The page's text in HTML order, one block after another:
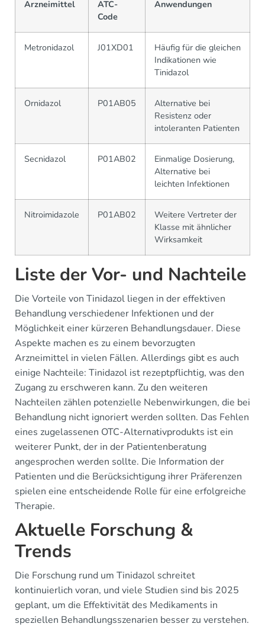
Arzneimittel
ATC-
Code
Anwendungen
Metronidazol J01XD01
Häufig für die gleichen
Indikationen wie
Tinidazol
Ornidazol P01AB05
Alternative bei
Resistenz oder
intoleranten Patienten
Secnidazol P01AB02
Einmalige Dosierung,
Alternative bei
leichten Infektionen
Nitroimidazole P01AB02
Weitere Vertreter der
Klasse mit ähnlicher
Wirksamkeit
Liste der Vor- und Nachteile
Die Vorteile von Tinidazol liegen in der effektiven
Behandlung verschiedener Infektionen und der
Möglichkeit einer kürzeren Behandlungsdauer. Diese
Aspekte machen es zu einem bevorzugten
Arzneimittel in vielen Fällen. Allerdings gibt es auch
einige Nachteile: Tinidazol ist rezeptpflichtig, was den
Zugang zu erschweren kann. Zu den weiteren
Nachteilen zählen potenzielle Nebenwirkungen, die bei
Behandlung nicht ignoriert werden sollten. Das Fehlen
eines zugelassenen OTC-Alternativprodukts ist ein
weiterer Punkt, der in der Patientenberatung
angesprochen werden sollte. Die Information der
Patienten und die Berücksichtigung ihrer Präferenzen
spielen eine entscheidende Rolle für eine erfolgreiche
Therapie.
Aktuelle Forschung &
Trends
Die Forschung rund um Tinidazol schreitet
kontinuierlich voran, und viele Studien sind bis 2025
geplant, um die Effektivität des Medikaments in
speziellen Behandlungsszenarien besser zu verstehen.